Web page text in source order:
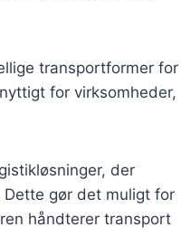
transportformer for
for virksomheder,
der
gør det muligt for
håndterer transport